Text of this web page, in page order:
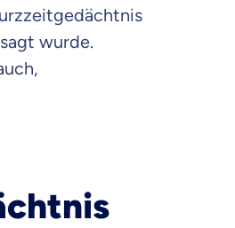
wurde.